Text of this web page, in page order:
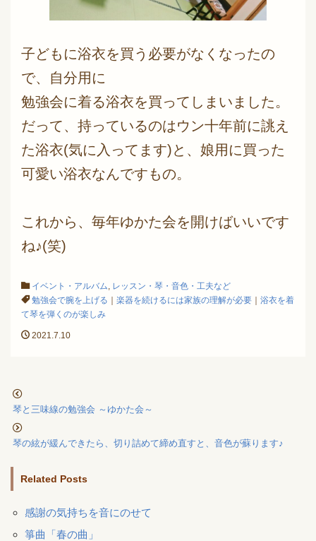
子どもに浴衣を買う必要がなくなったの
で、自分用に
勉強会に着る浴衣を買ってしまいました。
だって、持っているのはウン十年前に誂え
た浴衣(気に入ってます)と、娘用に買った
可愛い浴衣なんですもの。
これから、毎年ゆかた会を開けばいいです
ね♪(笑)
イベント・アルバム, レッスン・琴・音色・工夫など
勉強会で腕を上げる
楽器を続けるには家族の理解が必要
浴衣を着
て琴を弾くのが楽しみ
2021.7.10
琴と三味線の勉強会 ～ゆかた会～
琴の絃が緩んできたら、切り詰めて締め直すと、音色が蘇ります♪
Related Posts
感謝の気持ちを音にのせて
箏曲「春の曲」